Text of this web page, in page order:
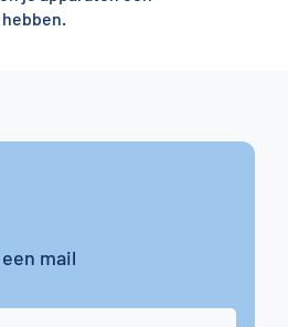
mail